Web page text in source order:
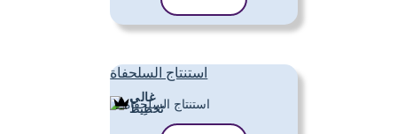
استنتاج السلحفاة
غالي
تَخطِيط